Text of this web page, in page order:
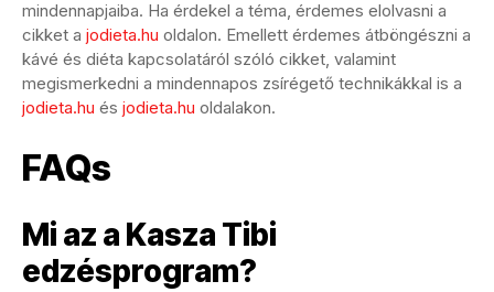
mindennapjaiba. Ha érdekel a téma, érdemes elolvasni a
cikket a jodieta.hu oldalon. Emellett érdemes átböngészni a
kávé és diéta kapcsolatáról szóló cikket, valamint
megismerkedni a mindennapos zsírégető technikákkal is a
jodieta.hu és jodieta.hu oldalakon.
FAQs
Mi az a Kasza Tibi
edzésprogram?